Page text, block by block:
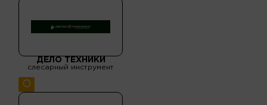
ДЕЛО ТЕХНИКИ
слесарный инструмент
О